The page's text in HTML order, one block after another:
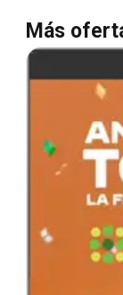
Más